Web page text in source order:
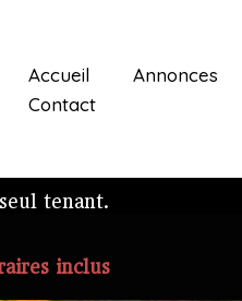
Accueil Annonces
Contact
tenant.
inclus